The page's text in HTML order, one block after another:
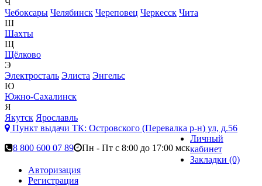
Ч
Чебоксары Челябинск Череповец Черкесск Чита
Ш
Шахты
Щ
Щёлково
Э
Электросталь Элиста Энгельс
Ю
Южно-Сахалинск
Я
Якутск Ярославль
Пункт выдачи ТК: Островского (Перевалка р-н) ул, д.56
8 800 600 07 89
Пн - Пт с 8:00 до 17:00 мск
Личный
кабинет
Закладки (0)
Авторизация
Регистрация